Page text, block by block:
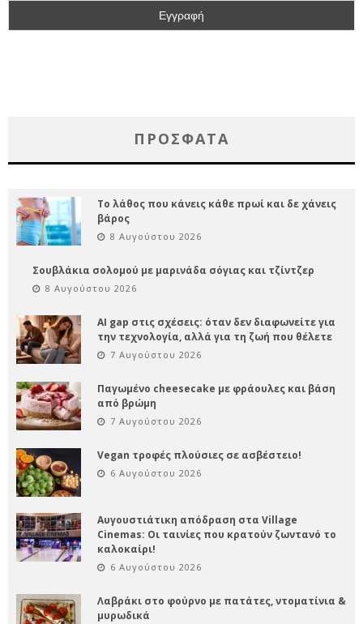
ΠΡΌΣΦΑΤΑ
Το λάθος που κάνεις κάθε πρωί και δε χάνεις
βάρος
8 Αυγούστου 2026
Σουβλάκια σολομού με μαρινάδα σόγιας και τζίντζερ
8 Αυγούστου 2026
AI gap στις σχέσεις: όταν δεν διαφωνείτε για
την τεχνολογία, αλλά για τη ζωή που θέλετε
7 Αυγούστου 2026
Παγωμένο cheesecake με φράουλες και βάση
από βρώμη
7 Αυγούστου 2026
Vegan τροφές πλούσιες σε ασβέστειο!
6 Αυγούστου 2026
Αυγουστιάτικη απόδραση στα Village
Cinemas: Οι ταινίες που κρατούν ζωντανό το
καλοκαίρι!
6 Αυγούστου 2026
Λαβράκι στο φούρνο με πατάτες, ντοματίνια &
μυρωδικά